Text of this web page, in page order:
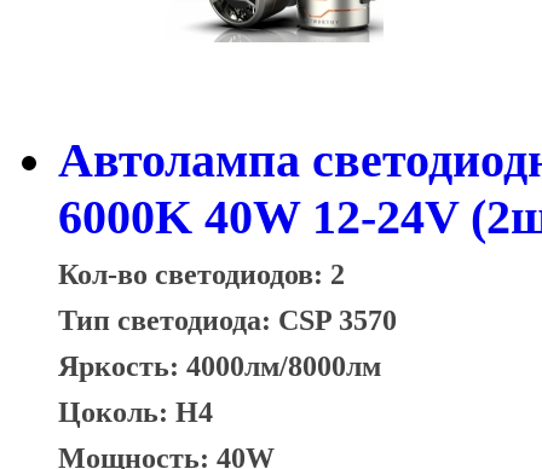
Автолампа
6000K 40W 12-24V
Кол-во светодиодов: 2
Тип светодиода: CSP 3570
Яркость: 4000лм/8000лм
Цоколь: H4
Мощность: 40W